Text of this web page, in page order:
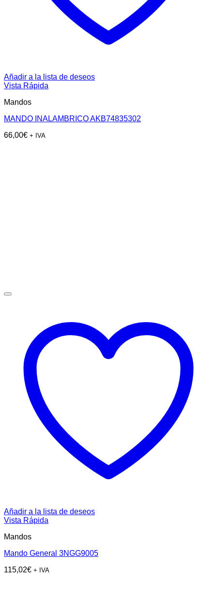
Añadir a la lista de deseos
Vista Rápida
Mandos
MANDO INALAMBRICO AKB74835302
66,00€ + IVA
Añadir a la lista de deseos
Vista Rápida
Mandos
Mando General 3NGG9005
115,02€ + IVA